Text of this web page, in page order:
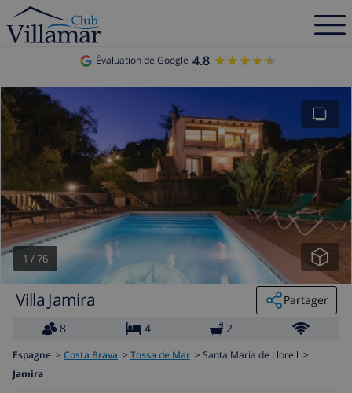
Évaluation de Google 4.8 ★★★★★
★★★★★
1 /76
Villa Jamira
Partager
8
4 2
Espagne > Costa Brava > Tossa de Mar > Santa Maria de Llorell >
Jamira